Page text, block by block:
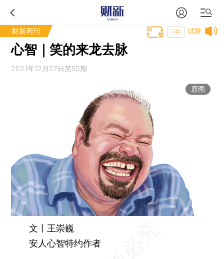
财新周刊 试听
T中
心智｜笑的来龙去脉
2021年12月27日第50期
原图
文丨王崇巍
安人心智特约作者